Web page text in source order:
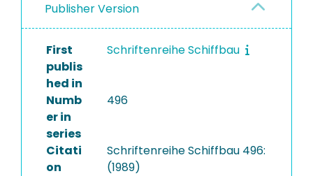
Publisher Version
First
publis
hed in
Schriftenreihe Schiffbau
Numb
er in
series
496
Citati
on
Schriftenreihe Schiffbau 496:
(1989)